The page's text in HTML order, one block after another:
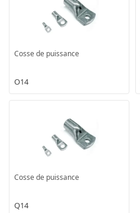
Cosse de puissance
O14
Cosse de puissance
Q14